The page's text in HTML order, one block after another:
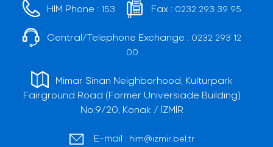
HIM Phone : 153 Fax : 0232 293 39 95
Central/Telephone Exchange : 0232 293 12
00
Mimar Sinan Neighborhood, Kültürpark
Fairground Road (Former Universiade Building)
No:9/20, Konak / İZMİR
E-mail : him@izmir.bel.tr